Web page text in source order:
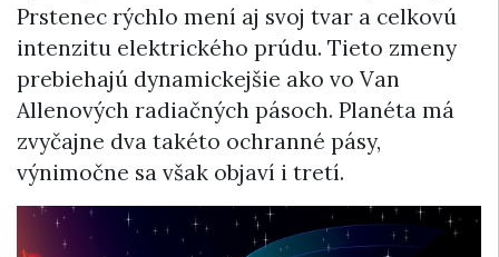
Prstenec rýchlo mení aj svoj tvar a celkovú
intenzitu elektrického prúdu. Tieto zmeny
prebiehajú dynamickejšie ako vo Van
Allenových radiačných pásoch. Planéta má
zvyčajne dva takéto ochranné pásy,
výnimočne sa však objaví i tretí.